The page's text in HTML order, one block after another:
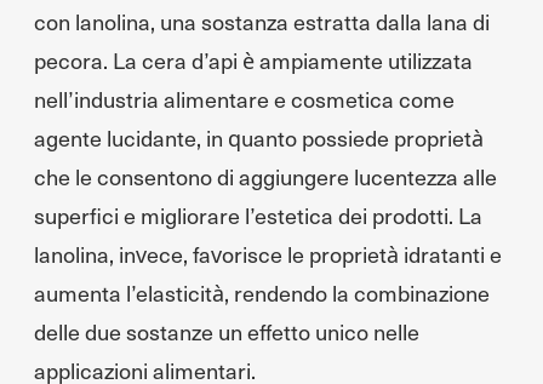
con lanolina, una sostanza estratta dalla lana di
pecora. La cera d’api è ampiamente utilizzata
nell’industria alimentare e cosmetica come
agente lucidante, in quanto possiede proprietà
che le consentono di aggiungere lucentezza alle
superfici e migliorare l’estetica dei prodotti. La
lanolina, invece, favorisce le proprietà idratanti e
aumenta l’elasticità, rendendo la combinazione
delle due sostanze un effetto unico nelle
applicazioni alimentari.